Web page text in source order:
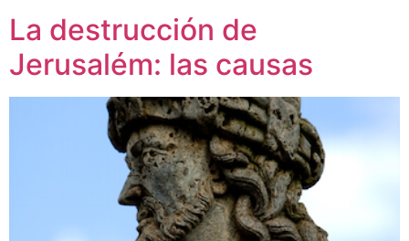
La destrucción de
Jerusalém: las causas